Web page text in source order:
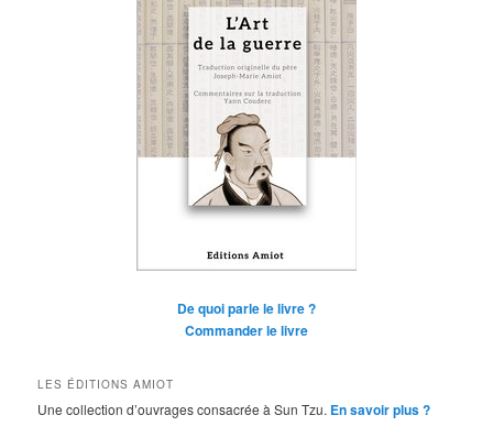
De quoi parle le livre ?
Commander le livre
LES ÉDITIONS AMIOT
Une collection d’ouvrages consacrée à Sun Tzu. En savoir plus ?